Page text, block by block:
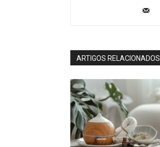
ARTIGOS RELACIONADOS